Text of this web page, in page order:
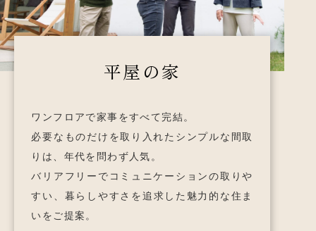
平屋の家
ワンフロアで家事をすべて完結。
必要なものだけを取り入れた シンプルな間取
りは、年代を問わず人気。
バリアフリーでコミュニケーションの取りや
すい、 暮らしやすさを追求した魅力的な住ま
いをご提案。